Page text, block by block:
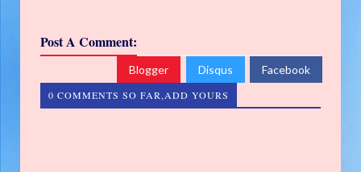
Post A Comment:
Blogger Disqus Facebook
0 COMMENTS SO FAR,ADD YOURS